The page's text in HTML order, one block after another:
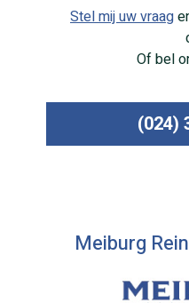
Stel mij uw vraag
Of bel
(024)
Meiburg